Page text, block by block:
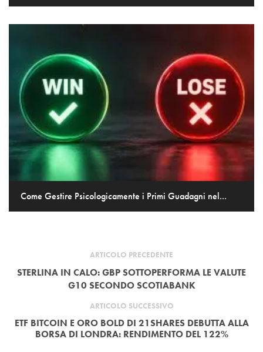
Come Gestire Psicologicamente i Primi Guadagni nel...
ARTICOLO PRECEDENTE
STERLINA IN CALO: GBP SOTTOPERFORMA LE VALUTE
G10 SECONDO SCOTIABANK
ARTICOLO SUCCESSIVO
ETF BITCOIN E ORO BOLD DI 21SHARES DEBUTTA ALLA
BORSA DI LONDRA: RENDIMENTO DEL 122%